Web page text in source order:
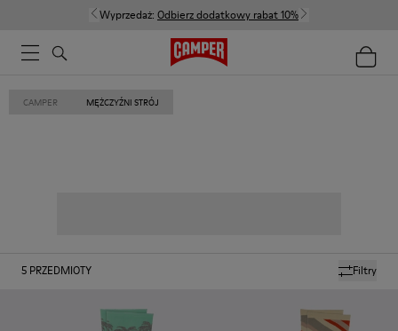
Wyprzedaż: Odbierz dodatkowy rabat 10%
CAMPER MĘŻCZYŹNI STRÓJ
Filtry
5 PRZEDMIOTY